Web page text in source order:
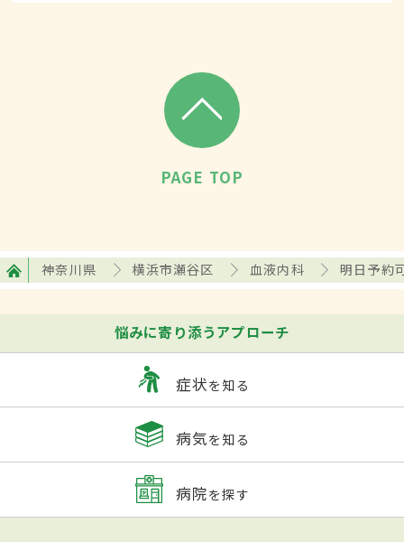
PAGE TOP
神奈川県 横浜市瀬谷区 血液内科 明日予約
悩みに寄り添うアプローチ
症状を知る
病気を知る
病院を探す